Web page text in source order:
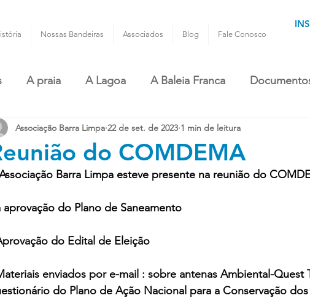
Nossas Bandeiras Associados Blog Fale Conosco
A praia A Lagoa A Baleia Franca
do COMDEMA
Associação Barra Limpa 22 de set. de 2023 1 min de leitura
Barra Limpa esteve presente na reunião do
aprovação do Plano de Saneamento
do Edital de Eleição
enviados por e-mail : sobre antenas Ambiental-Quest
do Plano de Ação Nacional para a Conservação dos